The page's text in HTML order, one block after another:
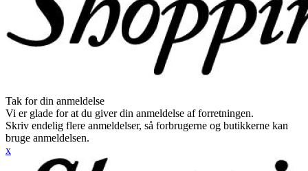
Tak for din anmeldelse
Vi er glade for at du giver din anmeldelse af forretningen.
Skriv endelig flere anmeldelser, så forbrugerne og butikkerne kan
bruge anmeldelsen.
x